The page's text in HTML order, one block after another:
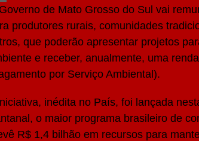
de Mato Grosso do Sul vai
produtores rurais, comunidades
que poderão apresentar projetos
e receber, anualmente, uma
por Serviço Ambiental).
inédita no País, foi lançada
o maior programa brasileiro de
R$ 1,4 bilhão em recursos para